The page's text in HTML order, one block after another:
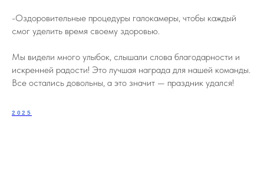
-Оздоровительные процедуры галокамеры, чтобы каждый
смог уделить время своему здоровью.
Мы видели много улыбок, слышали слова благодарности и
искренней радости! Это лучшая награда для нашей команды.
Все остались довольны, а это значит — праздник удался!
2025